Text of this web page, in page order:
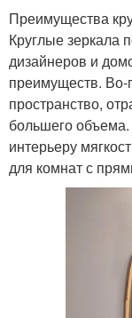
Преимущества
Круглые зеркала
дизайнеров и
преимуществ. Во-
пространство,
большего
интерьеру
для комнат с